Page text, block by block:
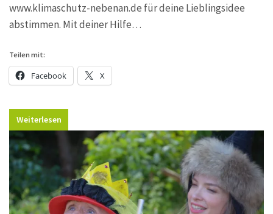
www.klimaschutz-nebenan.de für deine Lieblingsidee
abstimmen. Mit deiner Hilfe…
Teilen mit:
Facebook X
Weiterlesen